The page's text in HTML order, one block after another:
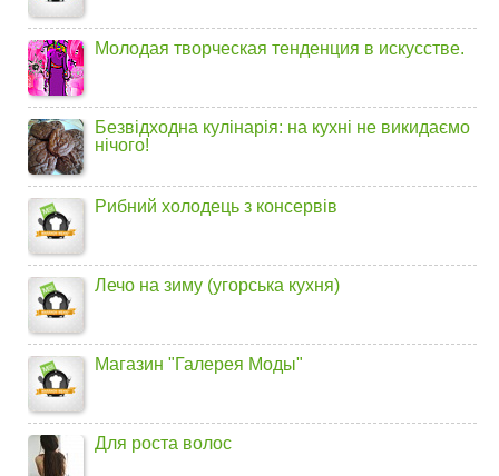
Молодая творческая тенденция в искусстве.
Безвідходна кулінарія: на кухні не викидаємо
нічого!
Рибний холодець з консервів
Лечо на зиму (угорська кухня)
Магазин "Галерея Моды"
Для роста волос